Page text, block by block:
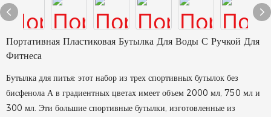
Портативная Пластиковая Бутылка Для Воды С Ручкой Для
Фитнеса
Бутылка для питья: этот набор из трех спортивных бутылок без
бисфенола А в градиентных цветах имеет объем 2000 мл, 750 мл и
300 мл. Эти большие спортивные бутылки, изготовленные из